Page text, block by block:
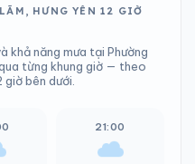
HƯNG YÊN 12 GIỜ
khả năng mưa tại Phường
từng khung giờ — theo
bên dưới.
21:00